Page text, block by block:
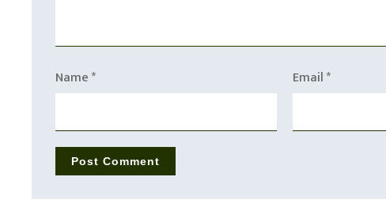
Name* Email*